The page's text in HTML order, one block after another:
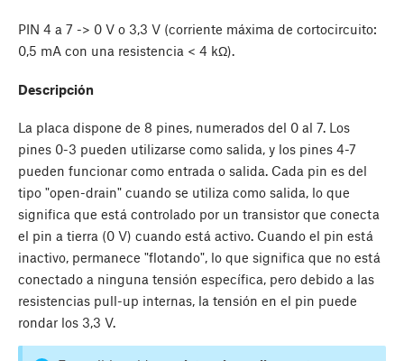
PIN 4 a 7 -> 0 V o 3,3 V (corriente máxima de cortocircuito:
0,5 mA con una resistencia < 4 kΩ).
Descripción
La placa dispone de 8 pines, numerados del 0 al 7. Los
pines 0-3 pueden utilizarse como salida, y los pines 4-7
pueden funcionar como entrada o salida. Cada pin es del
tipo "open-drain" cuando se utiliza como salida, lo que
significa que está controlado por un transistor que conecta
el pin a tierra (0 V) cuando está activo. Cuando el pin está
inactivo, permanece "flotando", lo que significa que no está
conectado a ninguna tensión específica, pero debido a las
resistencias pull-up internas, la tensión en el pin puede
rondar los 3,3 V.